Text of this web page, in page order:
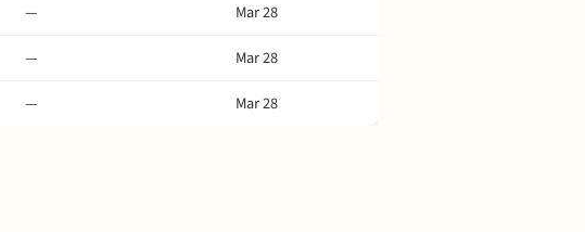
—
Mar 28
—
Mar 28
— Mar 28